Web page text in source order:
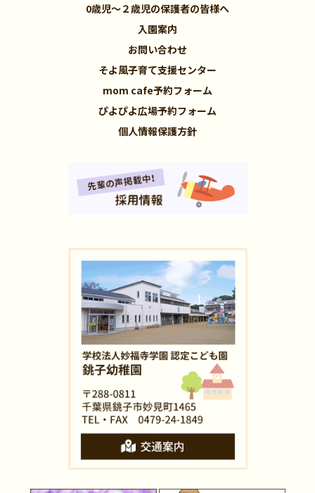
0歳児～２歳児の保護者の皆様へ
入園案内
お問い合わせ
そよ風子育て支援センター
mom cafe予約フォーム
ぴよぴよ広場予約フォーム
個人情報保護方針